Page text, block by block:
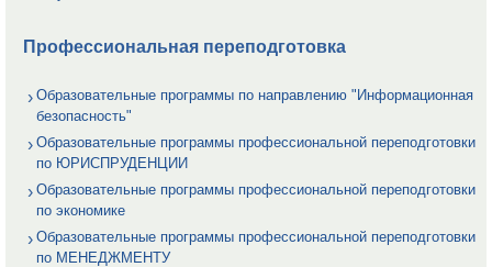
Профессиональная переподготовка
Образовательные программы по направлению "Информационная
безопасность"
Образовательные программы профессиональной переподготовки
по ЮРИСПРУДЕНЦИИ
Образовательные программы профессиональной переподготовки
по экономике
Образовательные программы профессиональной переподготовки
по МЕНЕДЖМЕНТУ